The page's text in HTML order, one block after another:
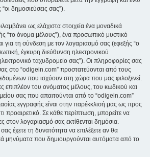
δημοσιεύσεις σας”).
ως ελάχιστα στοιχεία ένα μοναδικά
“το όνομα μέλους”), ένα προσωπικό μυστικό
για τη σύνδεση με τον λογαριασμό σας (εφεξής “ο
έγκυρη διεύθυνση ηλεκτρονικού
ταχυδρομείο σας”). Οι πληροφορίες σας
στο “odigein.com” προστατεύονται από τους
που ισχύουν στη χώρα που μας φιλοξενεί.
επιπλέον του ονόματος μέλους, του κωδικού και
σας που απαιτούνται από το “odigein.com”
εγγραφής είναι στην παρέκκλισή μας ως προς
τι προαιρετικό. Σε κάθε περίπτωση, μπορείτε να
στον λογαριασμό σας εκτίθενται δημόσια.
έχετε τη δυνατότητα να επιλέξετε αν θα
μηνύματα που δημιουργούνται αυτόματα από το